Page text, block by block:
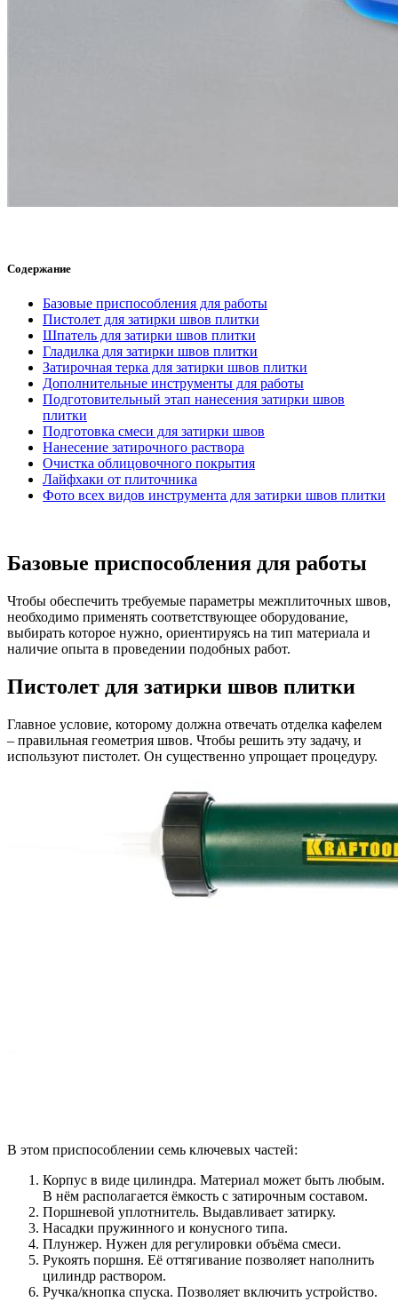
Содержание
Базовые приспособления для работы
Пистолет для затирки швов плитки
Шпатель для затирки швов плитки
Гладилка для затирки швов плитки
Затирочная терка для затирки швов плитки
Дополнительные инструменты для работы
Подготовительный этап нанесения затирки швов
плитки
Подготовка смеси для затирки швов
Нанесение затирочного раствора
Очистка облицовочного покрытия
Лайфхаки от плиточника
Фото всех видов инструмента для затирки швов плитки
Базовые приспособления для работы
Чтобы обеспечить требуемые параметры межплиточных швов,
необходимо применять соответствующее оборудование,
выбирать которое нужно, ориентируясь на тип материала и
наличие опыта в проведении подобных работ.
Пистолет для затирки швов плитки
Главное условие, которому должна отвечать отделка кафелем
– правильная геометрия швов. Чтобы решить эту задачу, и
используют пистолет. Он существенно упрощает процедуру.
В этом приспособлении семь ключевых частей:
Корпус в виде цилиндра. Материал может быть любым.
В нём располагается ёмкость с затирочным составом.
Поршневой уплотнитель. Выдавливает затирку.
Насадки пружинного и конусного типа.
Плунжер. Нужен для регулировки объёма смеси.
Рукоять поршня. Её оттягивание позволяет наполнить
цилиндр раствором.
Ручка/кнопка спуска. Позволяет включить устройство.